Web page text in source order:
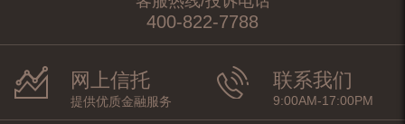
400-822-7788
网上信托
提供优质金融服务
联系我们
9:00AM-17:00PM